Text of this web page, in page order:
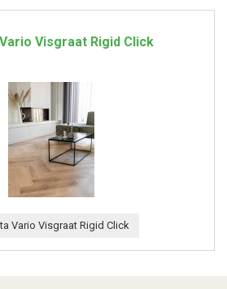
Visgraat Rigid Click
Vario Visgraat Rigid Click